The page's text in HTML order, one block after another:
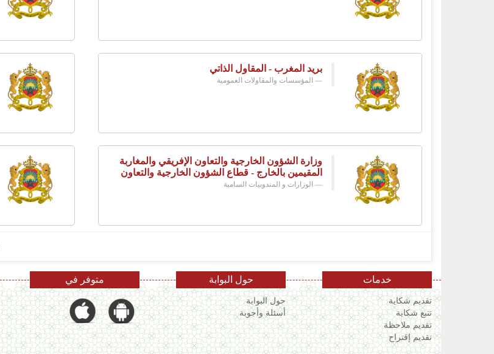
بريد المغرب - المقاول الذاتي
المؤسسات والمقاولات العمومية
وزارة الشؤون الخارجية والتعاون الإفريقي والمغاربة
المقيمين بالخارج - قطاع الشؤون الخارجية والتعاون
الوزارات و المندوبيات السامية
خدمات
تقديم شكاية
تتبع شكاية
تقديم ملاحظة
تقديم إقتراح
حول البوابة
حول البوابة
أسئلة وأجوبة
متوفر في